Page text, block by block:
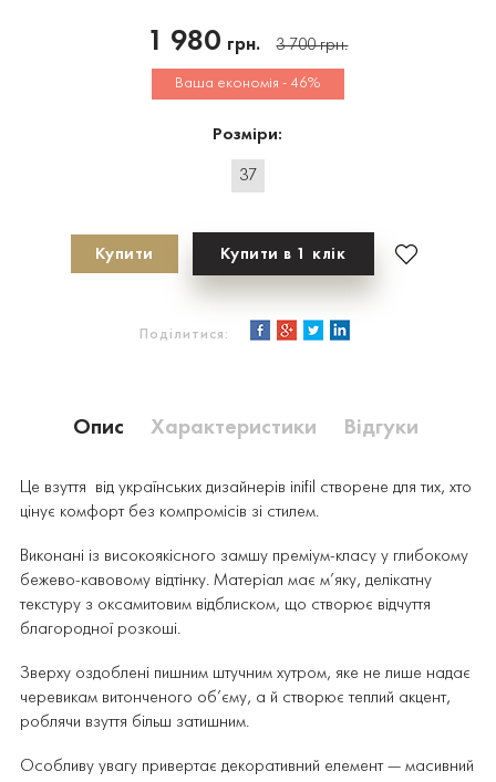
1 980 грн. 3 700грн.
Ваша економія - 46%
Розміри:
37
Купити Купити в 1 клік
Поділитися:
Опис Характеристики Відгуки
Це взуття
від українських дизайнерів inifil створене для тих, хто
цінує комфорт без компромісів зі стилем.
Виконані із високоякісного замшу преміум-класу у глибокому
бежево-кавовому відтінку. Матеріал має м’яку, делікатну
текстуру з оксамитовим відблиском, що створює відчуття
благородної розкоші.
Зверху оздоблені пишним штучним хутром, яке не лише надає
черевикам витонченого об’єму, а й створює теплий акцент,
роблячи взуття більш затишним.
Особливу увагу привертає декоративний елемент — масивний